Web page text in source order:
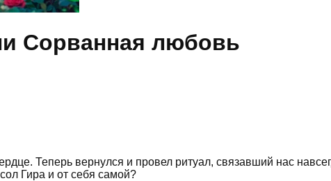
Сорванная любовь
Теперь вернулся и провел ритуал, связавший нас
Гира и от себя самой?